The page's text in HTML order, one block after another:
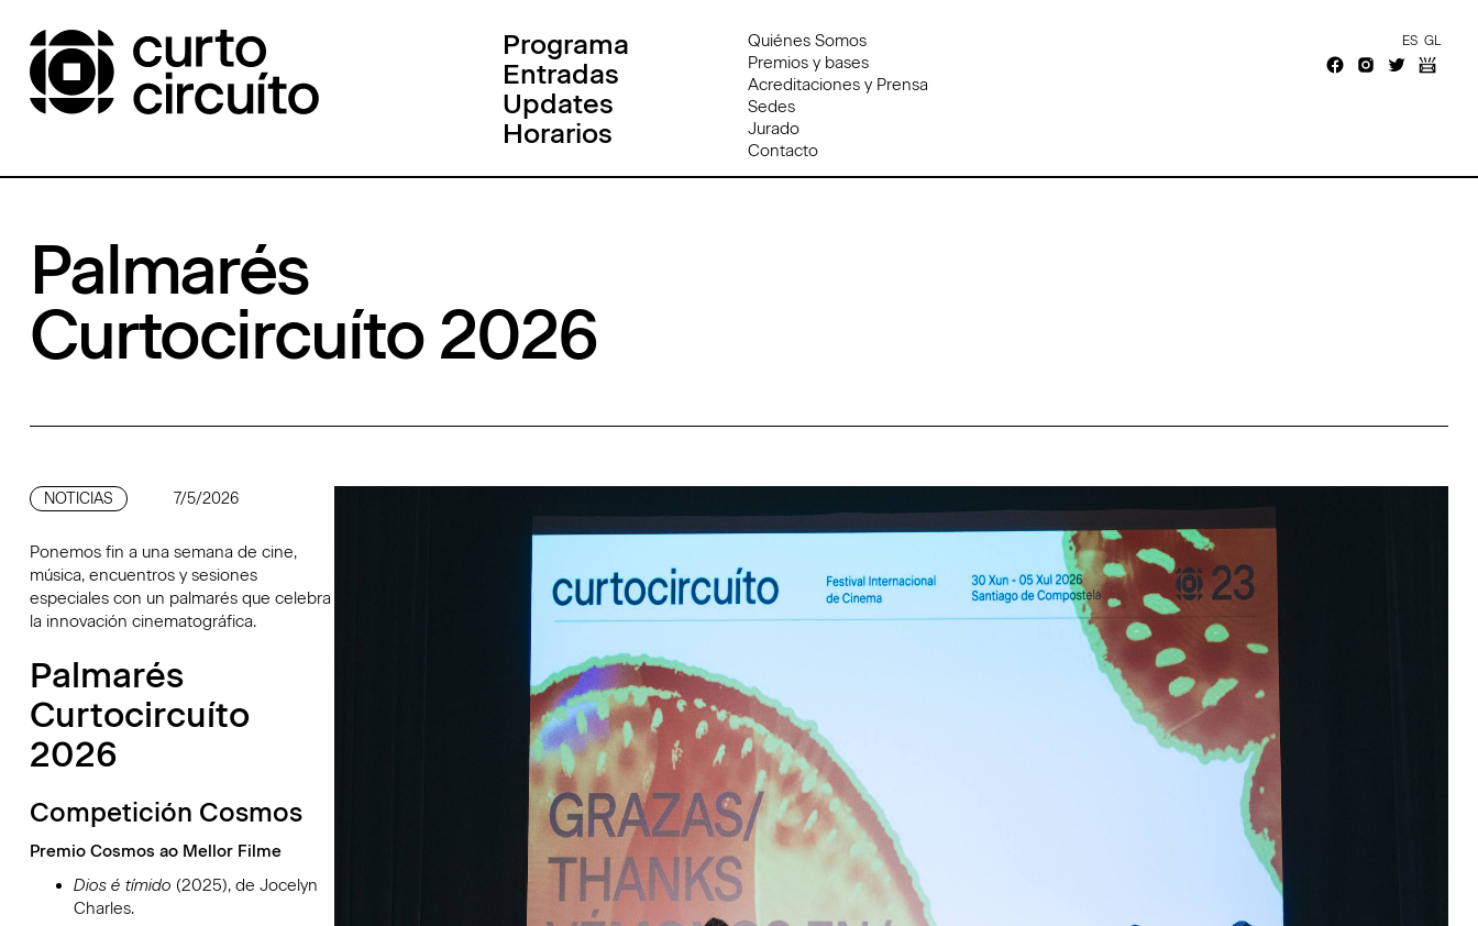
Programa
Entradas
Updates
Horarios
Quiénes Somos
Premios y bases
Acreditaciones y Prensa
Sedes
Jurado
Contacto
ES GL
Palmarés
Curtocircuíto 2026
NOTICIAS 7/5/2026
Ponemos fin a una semana de cine,
música, encuentros y sesiones
especiales con un palmarés que celebra
la innovación cinematográfica.
Palmarés
Curtocircuíto
2026
Competición Cosmos
Premio Cosmos ao Mellor Filme
Dios é tímido (2025), de Jocelyn
Charles.